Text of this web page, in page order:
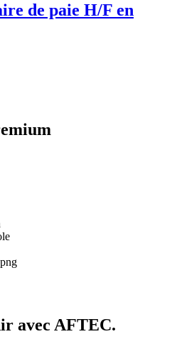
de paie H/F en
avec AFTEC.